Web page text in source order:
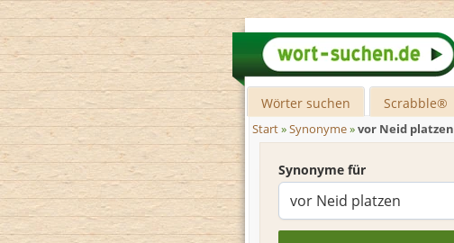
Wörter suchen Scrabble®
Start»Synonyme»vor Neid platzen
Synonyme für